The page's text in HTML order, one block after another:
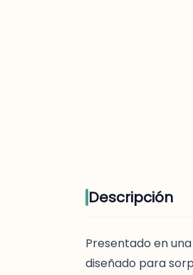
Descripción
Presentado en
diseñado para